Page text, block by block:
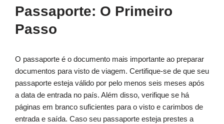
Passaporte: O Primeiro
Passo
O passaporte é o documento mais importante ao preparar
documentos para visto de viagem. Certifique-se de que seu
passaporte esteja válido por pelo menos seis meses após
a data de entrada no país. Além disso, verifique se há
páginas em branco suficientes para o visto e carimbos de
entrada e saída. Caso seu passaporte esteja prestes a